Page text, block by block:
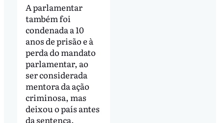
A parlamentar
também foi
condenada a 10
anos de prisão e à
perda do mandato
parlamentar, ao
ser considerada
mentora da ação
criminosa, mas
deixou o país antes
da sentença.